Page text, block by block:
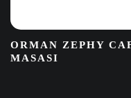
ORMAN ZEPHY
MASASI